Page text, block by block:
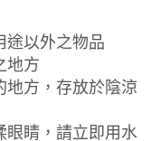
途以外之物品
地方
地方，存放於陰涼
眼睛，請立即用水